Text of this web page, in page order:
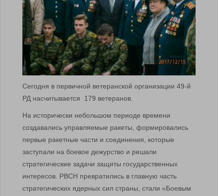
Сегодня в первичной ветеранской организации 49-й
РД насчитывается 179 ветеранов.
На исторически небольшом периоде времени
создавались управляемые ракеты, формировались
первые ракетные части и соединения, которые
заступали на боевое дежурство и решали
стратегические задачи защиты государственных
интересов. РВСН превратились в главную часть
стратегических ядерных сил страны, стали «Боевым